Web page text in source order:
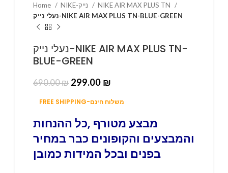
Home
NIKE AIR MAX PLUS TN
נעלי נייק-NIKE AIR MAX PLUS TN-BLUE-GREEN
נעלי נייק-NIKE AIR MAX PLUS TN-
BLUE-GREEN
690.00₪ 299.00 ₪
FREE SHIPPING-משלוח חינם
מבצע מטורף ,כל ההנחות
והמבצעים והקופונים כבר במחיר
בפנים ובכל המידות כמובן